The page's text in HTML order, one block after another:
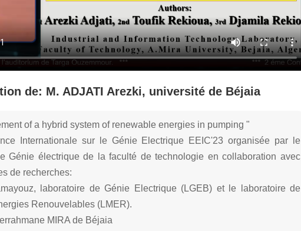
de: M. ADJATI Arezki, université de Béjaia
of a hybrid system of renewable energies in pumping "
Internationale sur le Génie Electrique EEIC'23 organisée par le
Génie électrique de la faculté de technologie en collaboration avec
de recherches:
laboratoire de Génie Electrique (LGEB) et le laboratoire de
Renouvelables (LMER).
MIRA de Béjaia